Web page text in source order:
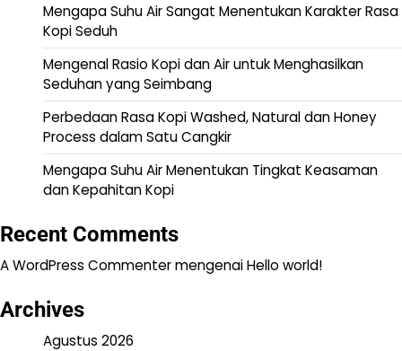
Mengapa Suhu Air Sangat Menentukan Karakter Rasa
Kopi Seduh
Mengenal Rasio Kopi dan Air untuk Menghasilkan
Seduhan yang Seimbang
Perbedaan Rasa Kopi Washed, Natural dan Honey
Process dalam Satu Cangkir
Mengapa Suhu Air Menentukan Tingkat Keasaman
dan Kepahitan Kopi
Recent Comments
A WordPress CommentermengenaiHello world!
Archives
Agustus 2026